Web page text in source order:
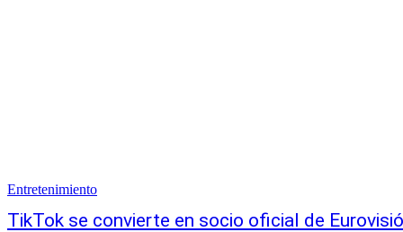
Entretenimiento
TikTok se convierte en socio oficial de